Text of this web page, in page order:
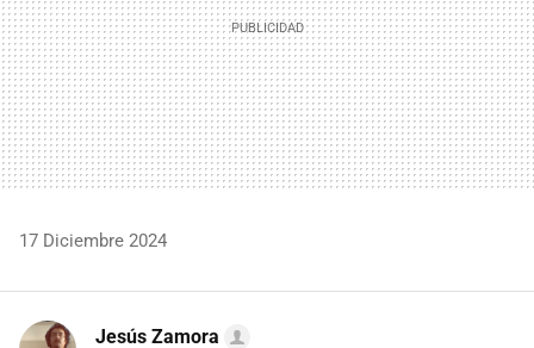
17 Diciembre 2024
Jesús Zamora